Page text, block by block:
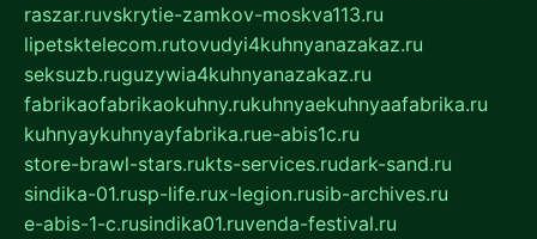
raszar.ruvskrytie-zamkov-moskva113.ru
lipetsktelecom.rutovudyi4kuhnyanazakaz.ru
seksuzb.ruguzywia4kuhnyanazakaz.ru
fabrikaofabrikaokuhny.rukuhnyaekuhnyaafabrika.ru
kuhnyaykuhnyayfabrika.rue-abis1c.ru
store-brawl-stars.rukts-services.rudark-sand.ru
sindika-01.rusp-life.rux-legion.rusib-archives.ru
e-abis-1-c.rusindika01.ruvenda-festival.ru